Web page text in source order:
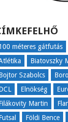
méteres gátfutás
Biatovszky
Szabolcs
Elnökség
Martin
Földi Bence